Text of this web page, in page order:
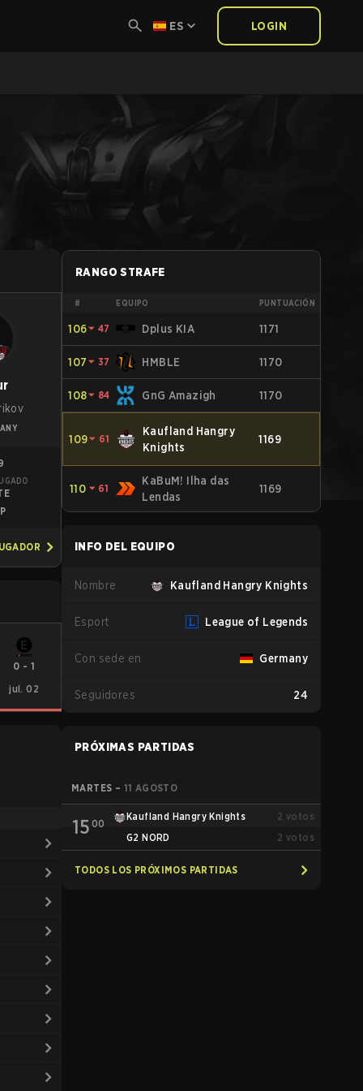
ES LOGIN
0 - 1
jul. 02
RANGO STRAFE
# EQUIPO PUNTUACIÓN
106⏷ 47 Dplus KIA 1171
107 ⏷ 37 HMBLE 1170
108⏷ 84 GnG Amazigh 1170
109⏷ 61
Kaufland Hangry
Knights
1169
110 ⏷ 61
KaBuM! Ilha das
Lendas
1169
INFO DEL EQUIPO
Nombre Kaufland Hangry Knights
Esport League of Legends
Con sede en Germany
Seguidores 24
PRÓXIMAS PARTIDAS
MARTES – 11 AGOSTO
15 00
Kaufland Hangry Knights 2 votos
G2 NORD
2 votos
TODOS LOS PRÓXIMOS PARTIDAS